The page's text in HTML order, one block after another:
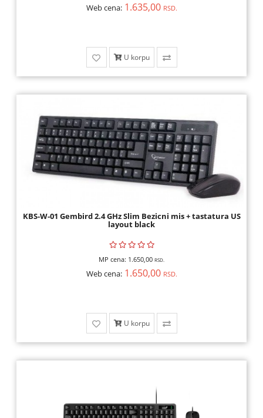
Web cena: 1.635,00 RSD.
U korpu
KBS-W-01 Gembird 2.4 GHz Slim Bezicni mis + tastatura US
layout black
MP cena: 1.650,00 RSD.
Web cena: 1.650,00 RSD.
U korpu